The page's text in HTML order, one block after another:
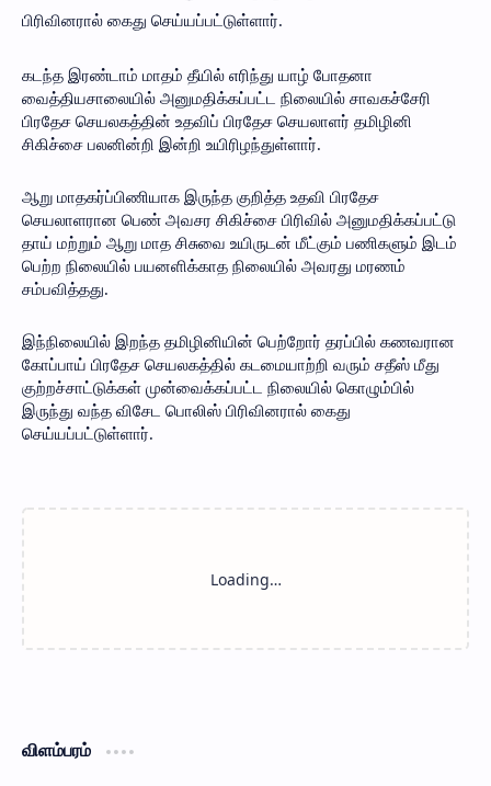
பிரிவினரால் கைது செய்யப்பட்டுள்ளார்.
கடந்த இரண்டாம் மாதம் தீயில் எரிந்து யாழ் போதனா
வைத்தியசாலையில் அனுமதிக்கப்பட்ட நிலையில் சாவகச்சேரி
பிரதேச செயலகத்தின் உதவிப் பிரதேச செயலாளர் தமிழினி
சிகிச்சை பலனின்றி இன்றி உயிரிழந்துள்ளார்.
ஆறு மாதகர்ப்பிணியாக இருந்த குறித்த உதவி பிரதேச
செயலாளரான பெண் அவசர சிகிச்சை பிரிவில் அனுமதிக்கப்பட்டு
தாய் மற்றும் ஆறு மாத சிசுவை உயிருடன் மீட்கும் பணிகளும் இடம்
பெற்ற நிலையில் பயனளிக்காத நிலையில் அவரது மரணம்
சம்பவித்தது.
இந்நிலையில் இறந்த தமிழினியின் பெற்றோர் தரப்பில் கணவரான
கோப்பாய் பிரதேச செயலகத்தில் கடமையாற்றி வரும் சதீஸ் மீது
குற்றச்சாட்டுக்கள் முன்வைக்கப்பட்ட நிலையில் கொழும்பில்
இருந்து வந்த விசேட பொலிஸ் பிரிவினரால் கைது
செய்யப்பட்டுள்ளார்.
விளம்பரம்